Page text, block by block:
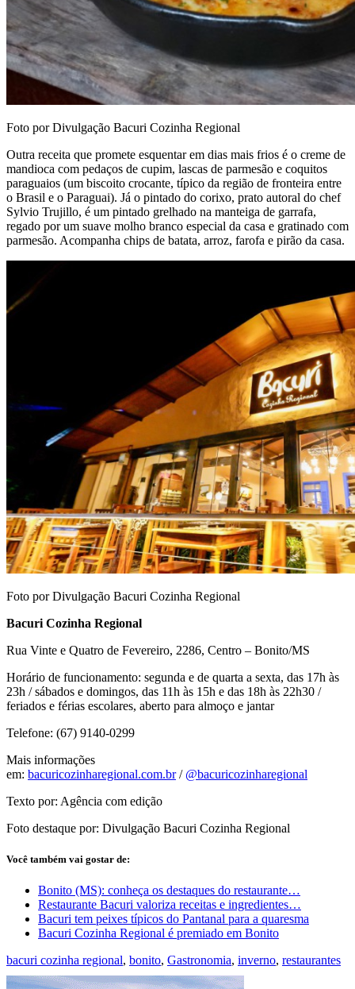
Foto por Divulgação Bacuri Cozinha Regional
Outra receita que promete esquentar em dias mais frios é o creme de
mandioca com pedaços de cupim, lascas de parmesão e coquitos
paraguaios (um biscoito crocante, típico da região de fronteira entre
o Brasil e o Paraguai). Já o pintado do corixo, prato autoral do chef
Sylvio Trujillo, é um pintado grelhado na manteiga de garrafa,
regado por um suave molho branco especial da casa e gratinado com
parmesão. Acompanha chips de batata, arroz, farofa e pirão da casa.
Foto por Divulgação Bacuri Cozinha Regional
Bacuri Cozinha Regional
Rua Vinte e Quatro de Fevereiro, 2286, Centro – Bonito/MS
Horário de funcionamento: segunda e de quarta a sexta, das 17h às
23h / sábados e domingos, das 11h às 15h e das 18h às 22h30 /
feriados e férias escolares, aberto para almoço e jantar
Telefone: (67) 9140-0299
Mais informações
em: bacuricozinharegional.com.br/ @bacuricozinharegional
Texto por: Agência com edição
Foto destaque por: Divulgação Bacuri Cozinha Regional
Você também vai gostar de:
Bonito (MS): conheça os destaques do restaurante…
Restaurante Bacuri valoriza receitas e ingredientes…
Bacuri tem peixes típicos do Pantanal para a quaresma
Bacuri Cozinha Regional é premiado em Bonito
bacuri cozinha regional, bonito, Gastronomia, inverno, restaurantes